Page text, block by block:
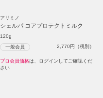
アリミノ
シェルパ コアプロテクトミルク
120g
一般会員 2,770円（税別）
プロ会員価格は、ログインしてご確認くだ
さい